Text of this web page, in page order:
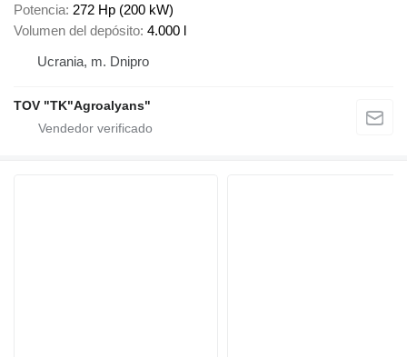
Potencia 272 Hp (200 kW)
Volumen del depósito 4.000 l
Ucrania, m. Dnipro
TOV "TK"Agroalyans"